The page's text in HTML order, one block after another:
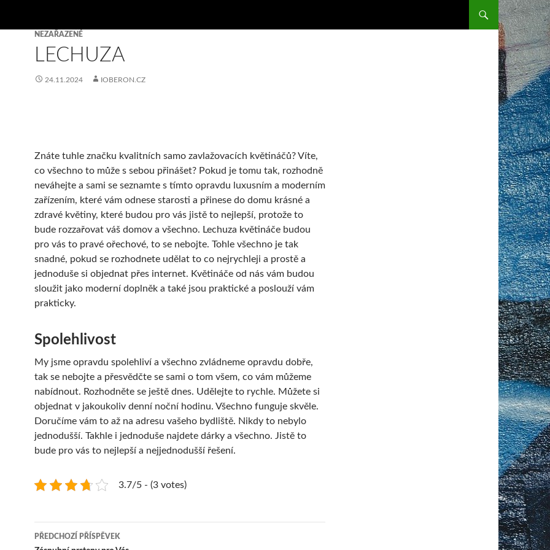
SKIP TO CONTENT
NEZAŘAZENÉ
LECHUZA
24.11.2024 IOBERON.CZ
Znáte tuhle značku kvalitních samo zavlažovacích květináčů? Víte,
co všechno to může s sebou přinášet? Pokud je tomu tak, rozhodně
neváhejte a sami se seznamte s tímto opravdu luxusním a moderním
zařízením, které vám odnese starosti a přinese do domu krásné a
zdravé květiny, které budou pro vás jistě to nejlepší, protože to
bude rozzařovat váš domov a všechno. Lechuza květináče budou
pro vás to pravé ořechové, to se nebojte. Tohle všechno je tak
snadné, pokud se rozhodnete udělat to co nejrychleji a prostě a
jednoduše si objednat přes internet. Květináče od nás vám budou
sloužit jako moderní doplněk a také jsou praktické a poslouží vám
prakticky.
Spolehlivost
My jsme opravdu spolehliví a všechno zvládneme opravdu dobře,
tak se nebojte a přesvědčte se sami o tom všem, co vám můžeme
nabídnout. Rozhodněte se ještě dnes. Udělejte to rychle. Můžete si
objednat v jakoukoliv denní noční hodinu. Všechno funguje skvěle.
Doručíme vám to až na adresu vašeho bydliště. Nikdy to nebylo
jednodušší. Takhle i jednoduše najdete dárky a všechno. Jistě to
bude pro vás to nejlepší a nejjednodušší řešení.
3.7/5 - (3 votes)
Navigace
PŘEDCHOZÍ PŘÍSPĚVEK